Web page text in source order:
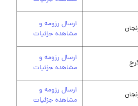
ارسال رزومه و
مشاهده جزئیات
ارسال رزومه و
مشاهده جزئیات
ارسال رزومه و
مشاهده جزئیات